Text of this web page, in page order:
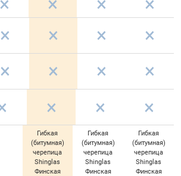
Гибкая
(битумная)
черепица
Shinglas
Финская
Гибкая
(битумная)
черепица
Shinglas
Финская
Гибкая
(битумная)
черепица
Shinglas
Финская